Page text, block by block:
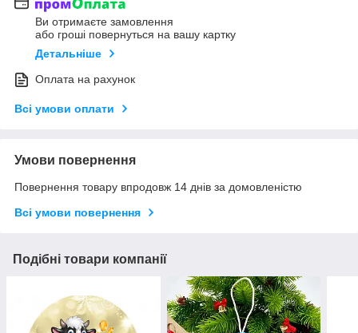
Ви отримаєте замовлення
або гроші повернуться на вашу картку
Детальніше
Оплата на рахунок
Всі умови оплати
Умови повернення
Повернення товару впродовж 14 днів за домовленістю
Всі умови повернення
Подібні товари компанії